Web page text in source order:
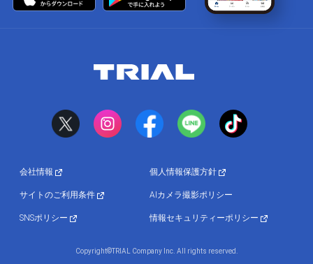
会社情報 個人情報保護方針
サイトのご利用条件 AIカメラ撮影ポリシー
SNSポリシー 情報セキュリティーポリシー
Copyright©TRIAL Company Inc. All rights reserved.